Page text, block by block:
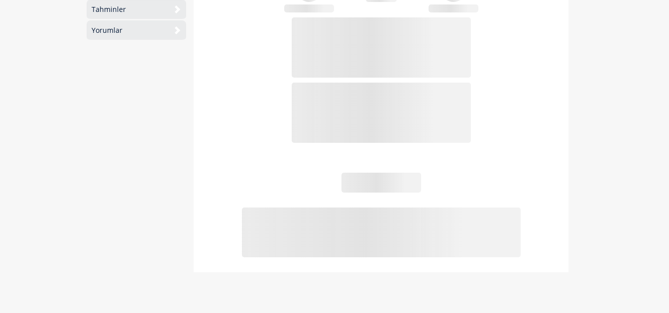
Tahminler
Yorumlar